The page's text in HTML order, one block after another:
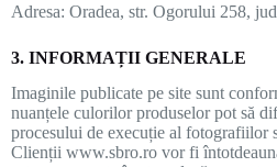
Adresa: Oradea, str. Ogorului 258,
3. INFORMAȚII GENERALE
Imaginile publicate pe site sunt
nuanțele culorilor produselor pot să
procesului de execuție al fotografiilor
Clienții www.sbro.ro vor fi